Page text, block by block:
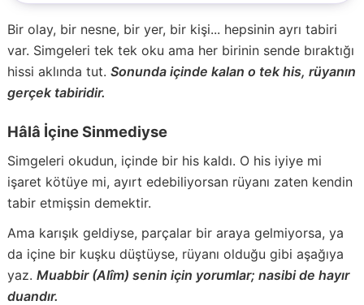
Bir olay, bir nesne, bir yer, bir kişi... hepsinin ayrı tabiri
var. Simgeleri tek tek oku ama her birinin sende bıraktığı
hissi aklında tut. Sonunda içinde kalan o tek his, rüyanın
gerçek tabiridir.
Hâlâ İçine Sinmediyse
Simgeleri okudun, içinde bir his kaldı. O his iyiye mi
işaret kötüye mi, ayırt edebiliyorsan rüyanı zaten kendin
tabir etmişsin demektir.
Ama karışık geldiyse, parçalar bir araya gelmiyorsa, ya
da içine bir kuşku düştüyse, rüyanı olduğu gibi aşağıya
yaz. Muabbir (Alîm) senin için yorumlar; nasibi de hayır
duandır.